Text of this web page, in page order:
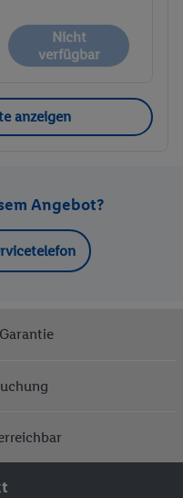
Nicht
verfügbar
anzeigen
Angebot?